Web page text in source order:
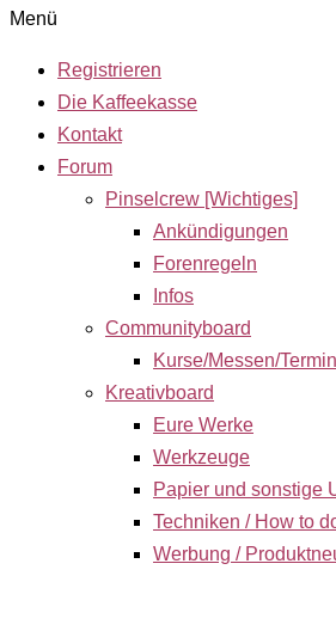
Menü
Registrieren
Die Kaffeekasse
Kontakt
Forum
Pinselcrew [Wichtiges]
Ankündigungen
Forenregeln
Infos
Communityboard
Kurse/Messen/
Kreativboard
Eure Werke
Werkzeuge
Papier und sonstige
Techniken / How to
Werbung /